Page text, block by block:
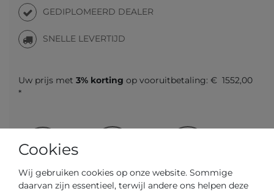
GEDIPLOMEERD DEALER
SNELLE LEVERTIJD
Uw prijs met 3% korting op vooruitbetaling: € 1552,00
*
Wensenlijst Vraag over het artikel Prijsaanvraag
Cookies
Wij gebruiken cookies op onze website. Sommige
daarvan zijn essentieel, terwijl andere ons helpen deze